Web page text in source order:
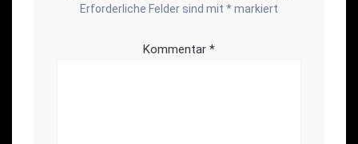
Erforderliche Felder sind mit *markiert
Kommentar *